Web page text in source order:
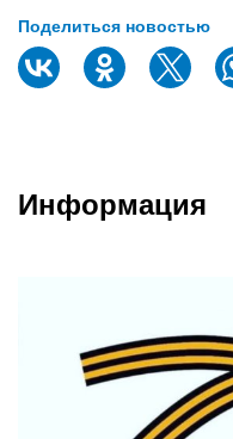
Поделиться новостью
Информация